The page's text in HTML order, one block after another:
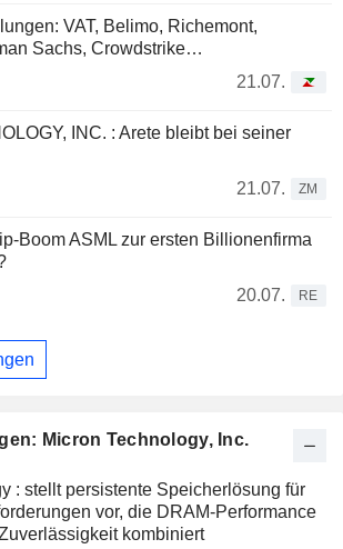
VAT, Belimo, Richemont,
Sachs, Crowdstrike…
21.07.
INC. : Arete bleibt bei seiner
21.07.
ZM
Boom ASML zur ersten Billionenfirma
20.07.
RE
Micron Technology, Inc.
: stellt persistente Speicherlösung für
vor, die DRAM-Performance
kombiniert